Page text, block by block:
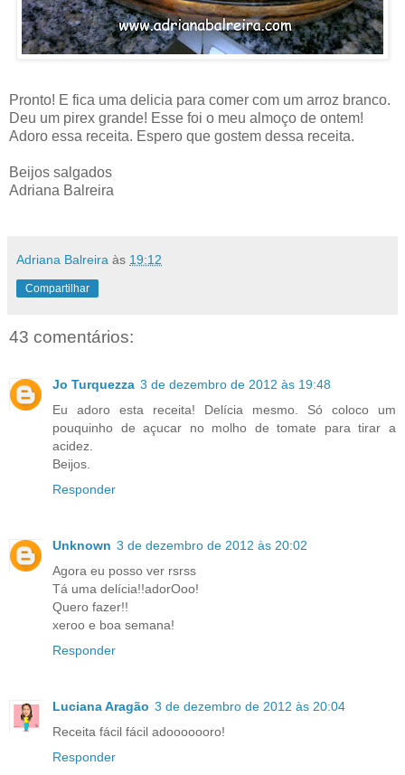
Pronto! E fica uma delicia para comer com um arroz branco.
Deu um pirex grande! Esse foi o meu almoço de ontem!
Adoro essa receita. Espero que gostem dessa receita.
Beijos salgados
Adriana Balreira
Adriana Balreira às 19:12
Compartilhar
43 comentários:
Jo Turquezza 3 de dezembro de 2012 às 19:48
Eu adoro esta receita! Delícia mesmo. Só coloco um
pouquinho de açucar no molho de tomate para tirar a
acidez.
Beijos.
Responder
Unknown 3 de dezembro de 2012 às 20:02
Agora eu posso ver rsrss
Tá uma delícia!!adorOoo!
Quero fazer!!
xeroo e boa semana!
Responder
Luciana Aragão 3 de dezembro de 2012 às 20:04
Receita fácil fácil adooooooro!
Responder